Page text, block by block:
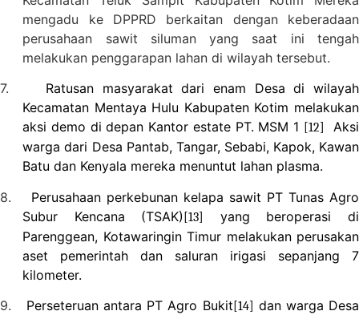
mengadu ke DPPRD berkaitan dengan keberadaan
perusahaan sawit siluman yang saat ini tengah
melakukan penggarapan lahan di wilayah tersebut.
7.
Ratusan masyarakat dari enam Desa di wilayah
Kecamatan Mentaya Hulu Kabupaten Kotim melakukan
aksi demo di depan Kantor estate PT. MSM 1
[12]
Aksi
warga dari Desa Pantab, Tangar, Sebabi, Kapok, Kawan
Batu dan Kenyala mereka menuntut lahan plasma.
8.
Perusahaan perkebunan kelapa sawit PT Tunas Agro
Subur Kencana (TSAK) [13]
yang beroperasi di
Parenggean, Kotawaringin Timur melakukan perusakan
aset pemerintah dan saluran irigasi sepanjang 7
kilometer.
9.
Perseteruan antara PT Agro Bukit[14] dan warga Desa